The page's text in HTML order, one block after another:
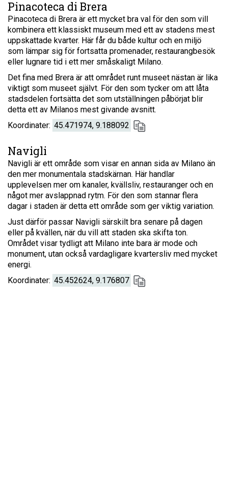
Pinacoteca di Brera
Pinacoteca di Brera är ett mycket bra val för den som vill
kombinera ett klassiskt museum med ett av stadens mest
uppskattade kvarter. Här får du både kultur och en miljö
som lämpar sig för fortsatta promenader, restaurangbesök
eller lugnare tid i ett mer småskaligt Milano.
Det fina med Brera är att området runt museet nästan är lika
viktigt som museet självt. För den som tycker om att låta
stadsdelen fortsätta det som utställningen påbörjat blir
detta ett av Milanos mest givande avsnitt.
Koordinater: 45.471974, 9.188092
Navigli
Navigli är ett område som visar en annan sida av Milano än
den mer monumentala stadskärnan. Här handlar
upplevelsen mer om kanaler, kvällsliv, restauranger och en
något mer avslappnad rytm. För den som stannar flera
dagar i staden är detta ett område som ger viktig variation.
Just därför passar Navigli särskilt bra senare på dagen
eller på kvällen, när du vill att staden ska skifta ton.
Området visar tydligt att Milano inte bara är mode och
monument, utan också vardagligare kvartersliv med mycket
energi.
Koordinater: 45.452624, 9.176807